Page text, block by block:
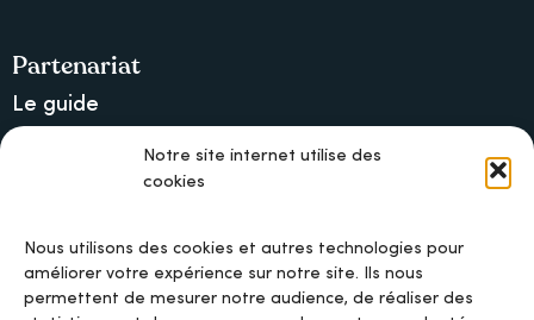
Notre site internet utilise des
cookies
Nous utilisons des cookies et autres technologies pour
améliorer votre expérience sur notre site. Ils nous
permettent de mesurer notre audience, de réaliser des
Partenariat
Le guide
Lancer une collecte sur Ulule
MAIF, l’assureur militant
Mentions légales